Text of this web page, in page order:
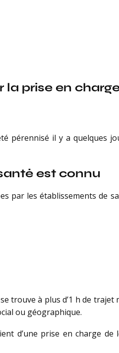
la prise en
pérennisé il y a quelques
est connu
par les établissements de
trouve à plus d’1 h de trajet
ou géographique.
d’une prise en charge de